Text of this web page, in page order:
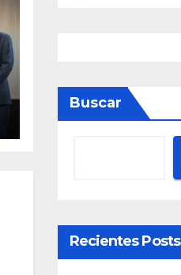
Buscar
Recientes Posts